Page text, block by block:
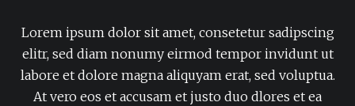
Lorem ipsum dolor sit amet, consetetur sadipscing
elitr, sed diam nonumy eirmod tempor invidunt ut
labore et dolore magna aliquyam erat, sed voluptua.
At vero eos et accusam et justo duo dlores et ea